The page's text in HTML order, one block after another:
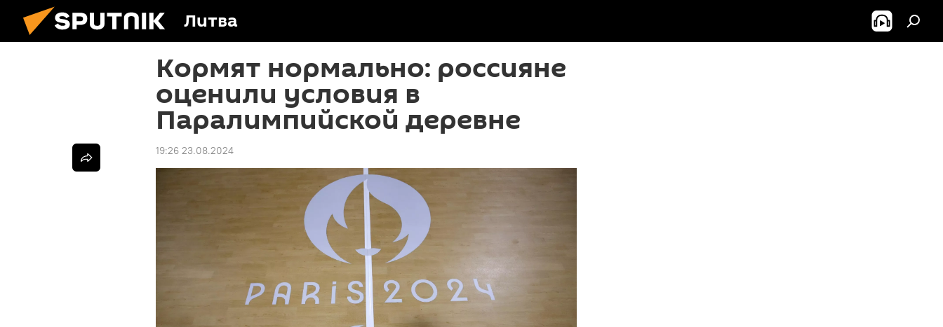
Литва
Кормят нормально: россияне
оценили условия в
Паралимпийской деревне
19:26 23.08.2024